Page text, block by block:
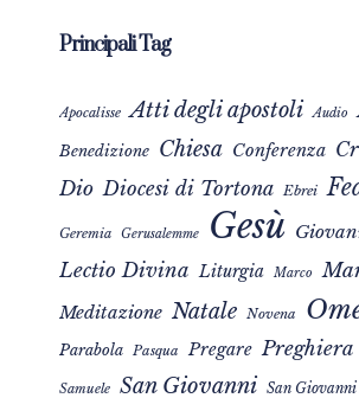
Principali Tag
Apocalisse Atti degli apostoli Audio
Benedizione Chiesa Conferenza
Dio Diocesi di Tortona Ebrei
Geremia Gerusalemme Gesù
Lectio Divina Liturgia Marco
Meditazione Natale Novena
Parabola Pasqua Pregare Preghiera
Samuele San Giovanni San